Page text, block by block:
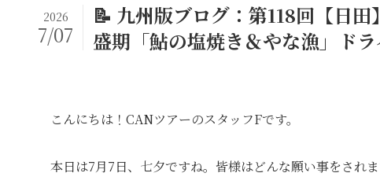
📝 九州版ブログ：第118回【日
盛期「鮎の塩焼き＆やな漁」ド
2026
7/07
こんにちは！CANツアーのスタッフFです。
本日は7月7日、七夕ですね。皆様はどんな願い事をされ